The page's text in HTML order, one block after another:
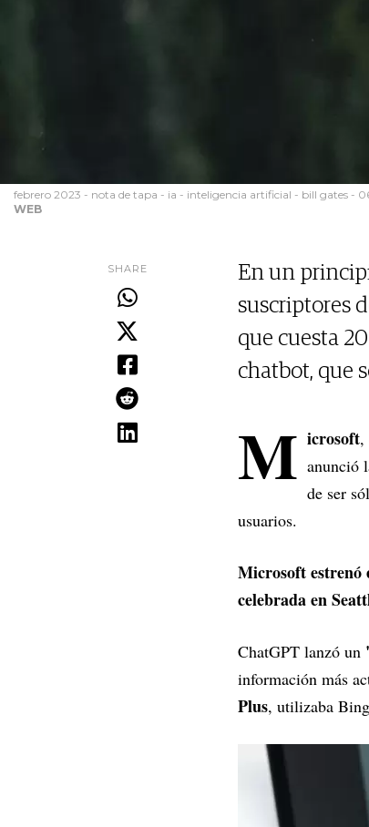
febrero 2023 - nota de tapa - ia - inteligencia artificial - bill gates -
WEB
SHARE
En un
suscriptores
que cuesta
chatbot, que
M icrosoft,
anunció
de ser
usuarios.
Microsoft estrenó
celebrada en
ChatGPT lanzó un
información más
Plus, utilizaba